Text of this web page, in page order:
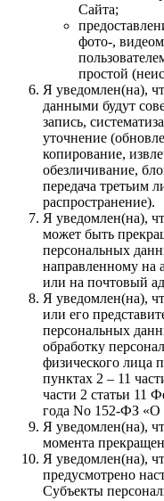
Сайта;
фото-,
простой
Я уведомлен(на),
данными будут
запись,
уточнение
копирование,
обезличивание,
передача третьим
распространение).
Я уведомлен(на),
может быть
персональных
направленному на
или на почтовый
Я уведомлен(на),
или его
персональных
обработку
физического лица
пунктах 2 – 11
части 2 статьи 11
года No 152-ФЗ «О
Я уведомлен(на),
момента
Я уведомлен(на),
предусмотрено
Субъекты